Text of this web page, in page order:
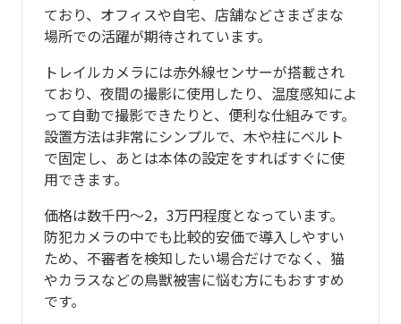
ており、オフィスや自宅、店舗などさまざまな
場所での活躍が期待されています。
トレイルカメラには赤外線センサーが搭載され
ており、夜間の撮影に使用したり、温度感知によ
って自動で撮影できたりと、便利な仕組みです。
設置方法は非常にシンプルで、木や柱にベルト
で固定し、あとは本体の設定をすればすぐに使
用できます。
価格は数千円〜2，3万円程度となっています。
防犯カメラの中でも比較的安価で導入しやすい
ため、不審者を検知したい場合だけでなく、猫
やカラスなどの鳥獣被害に悩む方にもおすすめ
です。